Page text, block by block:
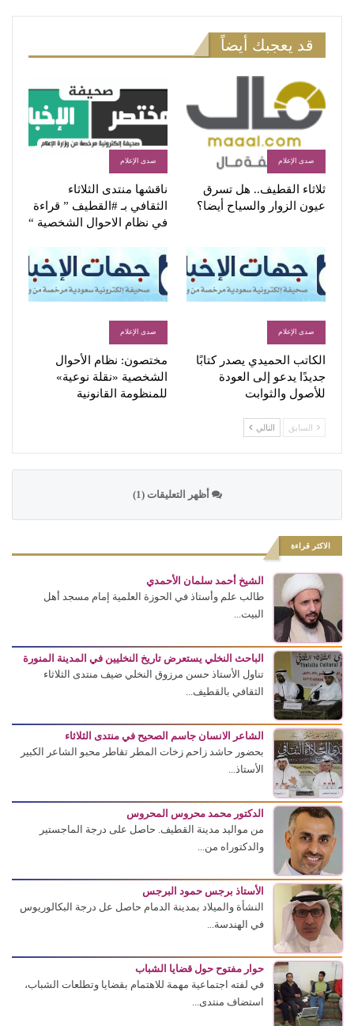
قد يعجبك أيضاً
صدى الإعلام
ثلاثاء القطيف.. هل تسرق
عيون الزوار والسياح أيضا؟
صدى الإعلام
ناقشها منتدى الثلاثاء
الثقافي بـ #القطيف ” قراءة
في نظام الاحوال الشخصية “
صدى الإعلام
الكاتب الحميدي يصدر كتابًا
جديدًا يدعو إلى العودة
للأصول والثوابت
صدى الإعلام
مختصون: نظام الأحوال
الشخصية «نقلة نوعية»
للمنظومة القانونية
السابق التالي
أظهر التعليقات (1)
الاكثر قراءة
الشيخ أحمد سلمان الأحمدي
طالب علم وأستاذ في الحوزة العلمية إمام مسجد أهل
البيت...
الباحث النخلي يستعرض تاريخ النخليين في المدينة المنورة
تناول الأستاذ حسن مرزوق النخلي ضيف منتدى الثلاثاء
الثقافي بالقطيف...
الشاعر الانسان جاسم الصحيح في منتدى الثلاثاء
بحضور حاشد زاحم زخات المطر تقاطر محبو الشاعر الكبير
الأستاذ...
الدكتور محمد محروس المحروس
من مواليد مدينة القطيف. حاصل على درجة الماجستير
والدكتوراه من...
الأستاذ برجس حمود البرجس
النشأة والميلاد بمدينة الدمام حاصل عل درجة البكالوريوس
في الهندسة...
حوار مفتوح حول قضايا الشباب
في لفته اجتماعية مهمة للاهتمام بقضايا وتطلعات الشباب،
استضاف منتدى...